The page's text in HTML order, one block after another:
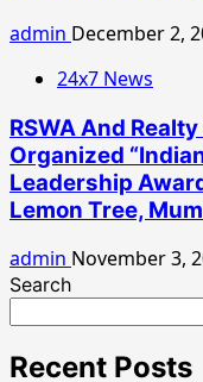
admin December 2,
24x7 News
RSWA And
Organized
Leadership
Lemon Tree,
admin November 3,
Search
Recent Posts